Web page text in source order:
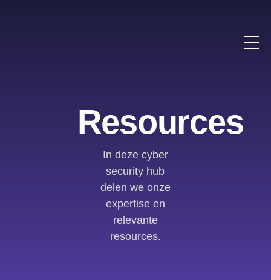
Resources
In deze cyber
security hub
delen we onze
expertise en
relevante
resources.